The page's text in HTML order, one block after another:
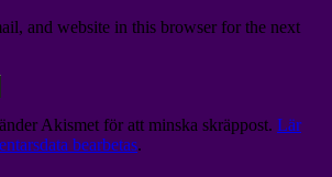
and website in this browser for the next
Akismet för att minska skräppost. Lär
bearbetas.